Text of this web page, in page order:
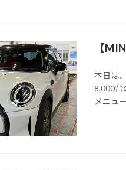
【
本日は
8,000台
メニュ